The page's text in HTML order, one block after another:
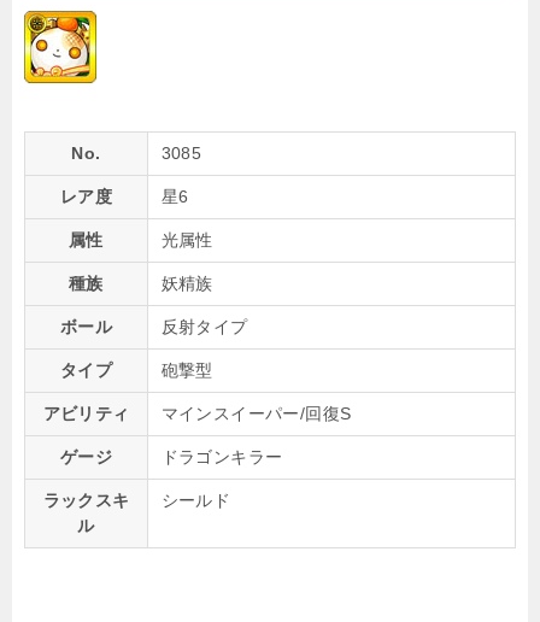
No. 3085
レア度 星6
属性 光属性
種族 妖精族
ボール 反射タイプ
タイプ 砲撃型
アビリティ マインスイーパー/回復S
ゲージ ドラゴンキラー
ラックスキ
ル
シールド